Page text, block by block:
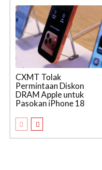
CXMT Tolak
Permintaan Diskon
DRAM Apple untuk
Pasokan iPhone 18